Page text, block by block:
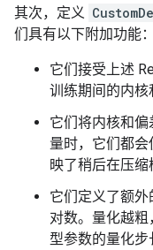
其次，定义
们具有以下附加功能：
它们接受上述
训练期间的内核
它们将内核和偏
量时，它们都
映了稍后在压缩
它们定义了额外
对数。量化越
型参数的量化